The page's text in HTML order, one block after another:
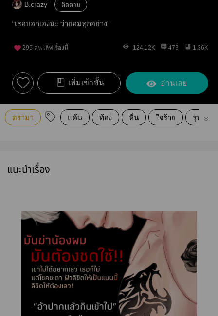
B.crazy’ ติดตาม
“เธอบอกเองนะ ว่ายอมทุกอย่าง”
295 คน เลิฟเรื่องนี้ 124.12K 473 1.36K
เพิ่มเข้าชั้น อ่านเลย
ดรามา แค้น ท้อง หื่น ใจร้าย รุนแรง
แนะนำเรื่อง